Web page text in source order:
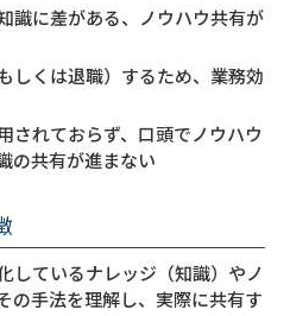
識に差がある、ノウハウ共有が
しくは退職）するため、業務効
されておらず、口頭でノウハウ
の共有が進まない
しているナレッジ（知識）やノ
の手法を理解し、実際に共有す